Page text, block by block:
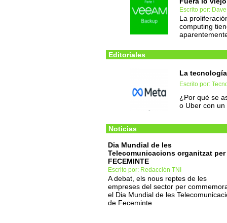
Escrito por:
La
computing
Editoriales
La
Escrito por:
¿Por qué se
o Uber con
Noticias
Dia Mundial de les
Telecomunicacions organitzat per
FECEMINTE
Escrito por: Redacción TNI
A debat, els nous reptes de les
empreses del sector per
el Dia Mundial de les
de Feceminte